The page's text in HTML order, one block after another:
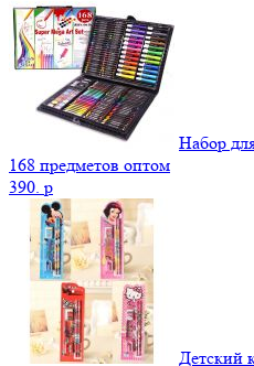
Набор
168 предметов оптом
390. p
Детский